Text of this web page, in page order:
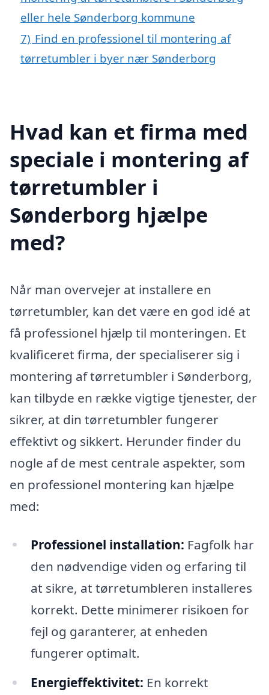
eller hele Sønderborg kommune
7) Find en professionel til montering af
tørretumbler i byer nær Sønderborg
Hvad kan et firma med
speciale i montering af
tørretumbler i
Sønderborg hjælpe
med?
Når man overvejer at installere en
tørretumbler, kan det være en god idé at
få professionel hjælp til monteringen. Et
kvalificeret firma, der specialiserer sig i
montering af tørretumbler i Sønderborg,
kan tilbyde en række vigtige tjenester, der
sikrer, at din tørretumbler fungerer
effektivt og sikkert. Herunder finder du
nogle af de mest centrale aspekter, som
en professionel montering kan hjælpe
med:
Professionel installation: Fagfolk har
den nødvendige viden og erfaring til
at sikre, at tørretumbleren installeres
korrekt. Dette minimerer risikoen for
fejl og garanterer, at enheden
fungerer optimalt.
Energieffektivitet: En korrekt